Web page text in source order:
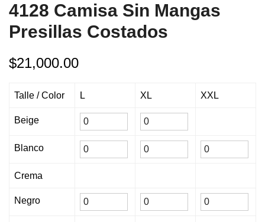
Para
Atar
Anchas
4128 Camisa Sin Mangas
Presillas Costados
$21,000.00
Talle / Color L XL XXL
Beige
Blanco
Crema
Negro